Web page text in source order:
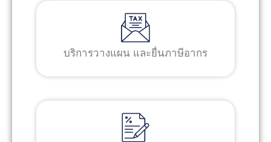
บริการวางแผน และยื่นภาษีอากร